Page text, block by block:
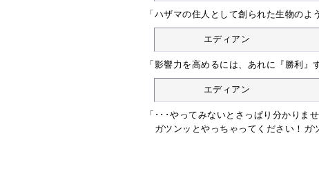
「ハザマの住人として創られた生物のよ
	エディアン
「影響力を高めるには、あれに『勝利』
	エディアン
「･･･やってみないとさっぱり分かりませ
ガツンッとやっちゃってください！ガ